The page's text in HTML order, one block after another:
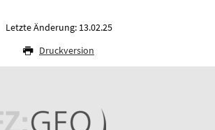
Letzte Änderung: 13.02.25
Druckversion